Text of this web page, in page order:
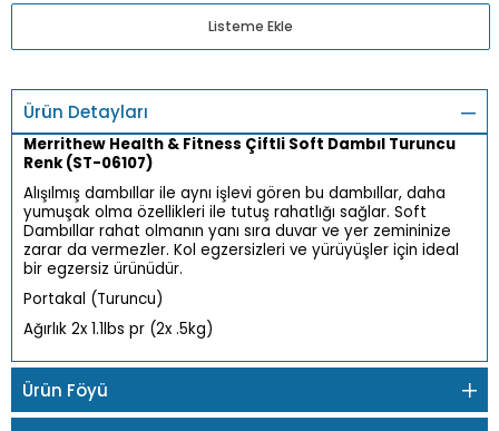
Listeme Ekle
Ürün Detayları
Merrithew Health & Fitness Çiftli Soft Dambıl Turuncu
Renk (ST-06107)
Alışılmış dambıllar ile aynı işlevi gören bu dambıllar, daha
yumuşak olma özellikleri ile tutuş rahatlığı sağlar. Soft
Dambıllar rahat olmanın yanı sıra duvar ve yer zemininize
zarar da vermezler. Kol egzersizleri ve yürüyüşler için ideal
bir egzersiz ürünüdür.
Portakal (Turuncu)
Ağırlık 2x 1.1lbs pr (2x .5kg)
Ürün Föyü